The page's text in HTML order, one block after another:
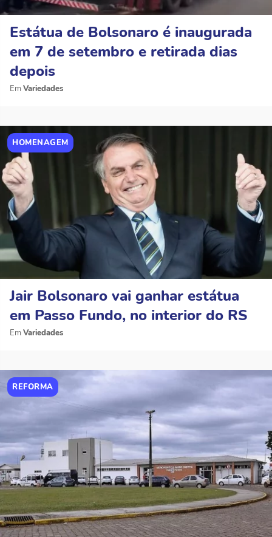
Estátua de Bolsonaro é inaugurada
em 7 de setembro e retirada dias
depois
Variedades
HOMENAGEM
Jair Bolsonaro vai ganhar estátua
em Passo Fundo, no interior do RS
Variedades
REFORMA